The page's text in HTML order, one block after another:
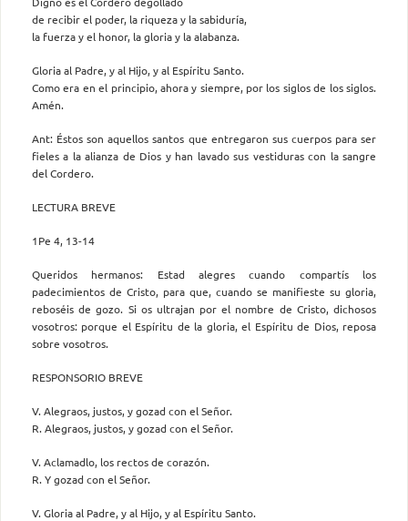
de recibir el poder, la riqueza y la sabiduría,
la fuerza y el honor, la gloria y la alabanza.
Gloria al Padre, y al Hijo, y al Espíritu Santo.
Como era en el principio, ahora y siempre, por los siglos de los siglos.
Amén.
Ant: Éstos son aquellos santos que entregaron sus cuerpos para ser
fieles a la alianza de Dios y han lavado sus vestiduras con la sangre
del Cordero.
LECTURA BREVE
1Pe 4, 13-14
Queridos hermanos: Estad alegres cuando compartís los
padecimientos de Cristo, para que, cuando se manifieste su gloria,
reboséis de gozo. Si os ultrajan por el nombre de Cristo, dichosos
vosotros: porque el Espíritu de la gloria, el Espíritu de Dios, reposa
sobre vosotros.
RESPONSORIO BREVE
V. Alegraos, justos, y gozad con el Señor.
R. Alegraos, justos, y gozad con el Señor.
V. Aclamadlo, los rectos de corazón.
R. Y gozad con el Señor.
V. Gloria al Padre, y al Hijo, y al Espíritu Santo.